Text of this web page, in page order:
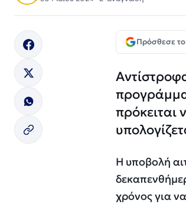
Πρόσθεσε το
πρόκειται
Η υποβολή
χρόνος για